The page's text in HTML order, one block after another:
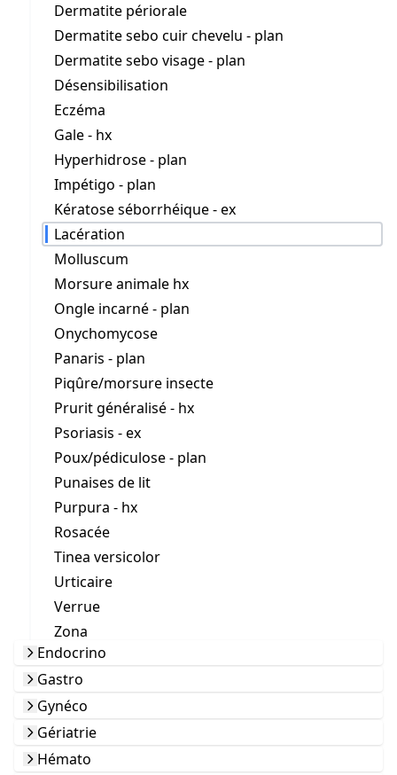
Dermatite périorale
Dermatite sebo cuir chevelu - plan
Dermatite sebo visage - plan
Désensibilisation
Eczéma
Gale - hx
Hyperhidrose - plan
Impétigo - plan
Kératose séborrhéique - ex
Lacération
Molluscum
Morsure animale hx
Ongle incarné - plan
Onychomycose
Panaris - plan
Piqûre/morsure insecte
Prurit généralisé - hx
Psoriasis - ex
Poux/pédiculose - plan
Punaises de lit
Purpura - hx
Rosacée
Tinea versicolor
Urticaire
Verrue
Zona
Endocrino
Gastro
Gynéco
Gériatrie
Hémato